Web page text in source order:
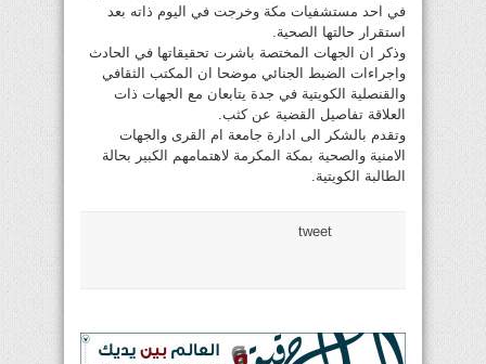
في احد مستشفيات مكة وخرجت في اليوم ذاته بعد
استقرار حالتها الصحية.
وذكر ان الجهات المختصة باشرت تحقيقاتها في الحادث
واجراءات الضبط الجنائي موضحا ان المكتب الثقافي
والقنصلية الكويتية في جدة يتابعان مع الجهات ذات
العلاقة تفاصيل القضية عن كثب.
وتقدم بالشكر الى ادارة جامعة ام القرى والجهات
الامنية والصحية بمكة المكرمة لاهتمامهم الكبير بحالة
الطالبة الكويتية.
tweet